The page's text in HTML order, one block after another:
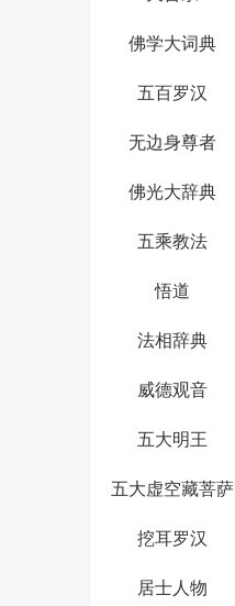
佛学大词典
五百罗汉
无边身尊者
佛光大辞典
五乘教法
悟道
法相辞典
威德观音
五大明王
五大虚空藏菩萨
挖耳罗汉
居士人物